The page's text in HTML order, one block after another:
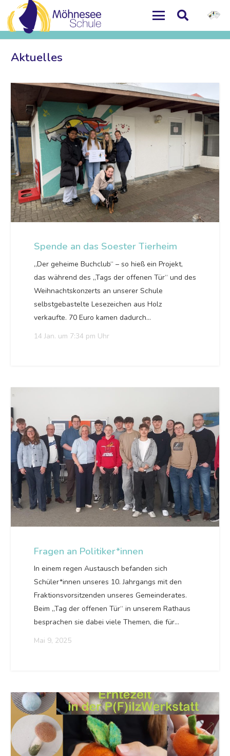
Aktuelles
Spende an das Soester Tierheim
„Der geheime Buchclub“ – so hieß ein Projekt,
das während des „Tags der offenen Tür“ und des
Weihnachtskonzerts an unserer Schule
selbstgebastelte Lesezeichen aus Holz
verkaufte. 70 Euro kamen dadurch…
14 Jan. um 7:34 pm Uhr
Fragen an Politiker*innen
In einem regen Austausch befanden sich
Schüler*innen unseres 10. Jahrgangs mit den
Fraktionsvorsitzenden unseres Gemeinderates.
Beim „Tag der offenen Tür“ in unserem Rathaus
besprachen sie dabei viele Themen, die für…
Mai 9, 2025